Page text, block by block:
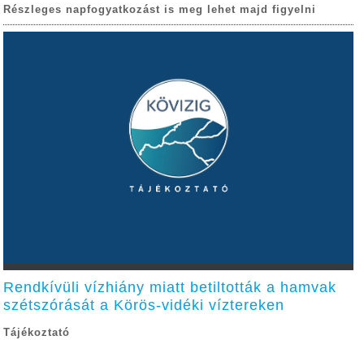
Részleges napfogyatkozást is meg lehet majd figyelni
Rendkívüli vízhiány miatt betiltották a hamvak
szétszórását a Körös-vidéki víztereken
Tájékoztató